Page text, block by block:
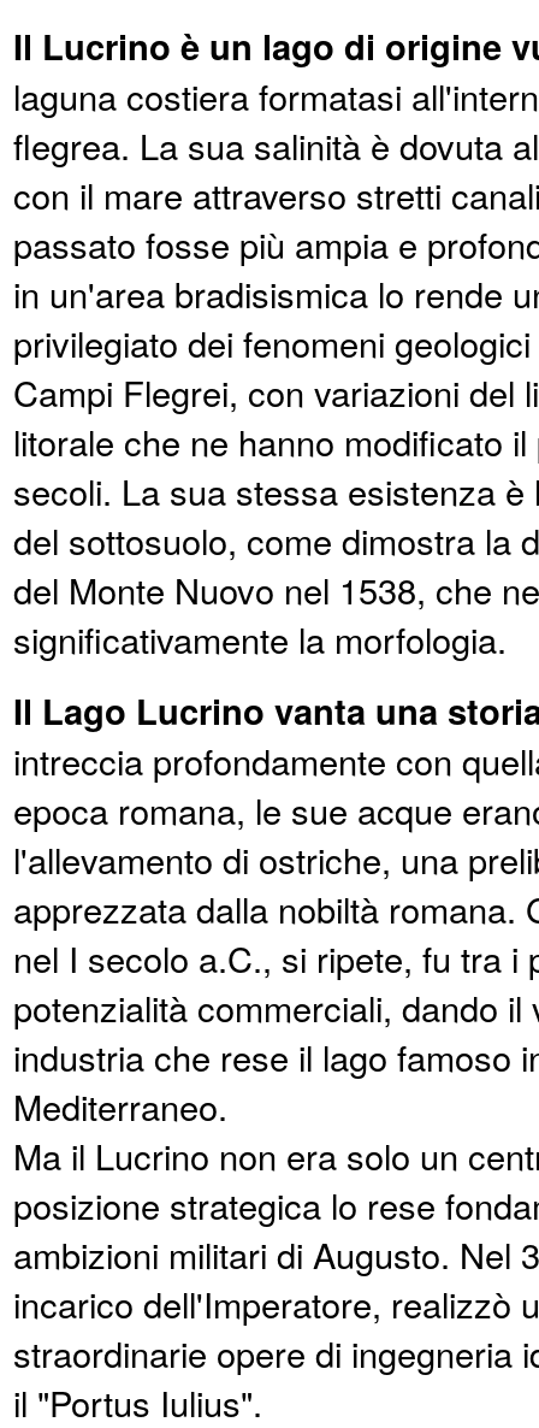
Il Lucrino è un lago di origine
laguna costiera formatasi
flegrea. La sua salinità è dovuta
con il mare attraverso stretti
passato fosse più ampia e
in un'area bradisismica lo rende
privilegiato dei fenomeni
Campi Flegrei, con variazioni del
litorale che ne hanno modificato
secoli. La sua stessa esistenza
del sottosuolo, come dimostra la
del Monte Nuovo nel 1538, che
significativamente la morfologia.
Il Lago Lucrino vanta una
intreccia profondamente con
epoca romana, le sue acque
l'allevamento di ostriche, una
apprezzata dalla nobiltà romana.
nel I secolo a.C., si ripete, fu tra i
potenzialità commerciali, dando
industria che rese il lago famoso
Mediterraneo.
Ma il Lucrino non era solo un
posizione strategica lo rese
ambizioni militari di Augusto. Nel
incarico dell'Imperatore, realizzò
straordinarie opere di ingegneria
il "Portus Iulius".